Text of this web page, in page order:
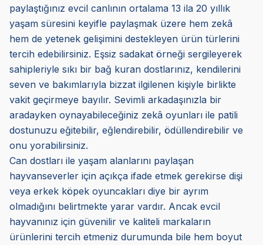
paylaştığınız evcil canlının ortalama 13 ila 20 yıllık
yaşam süresini keyifle paylaşmak üzere hem zekâ
hem de yetenek gelişimini destekleyen ürün türlerini
tercih edebilirsiniz. Eşsiz sadakat örneği sergileyerek
sahipleriyle sıkı bir bağ kuran dostlarınız, kendilerini
seven ve bakımlarıyla bizzat ilgilenen kişiyle birlikte
vakit geçirmeye bayılır. Sevimli arkadaşınızla bir
aradayken oynayabileceğiniz zekâ oyunları ile patili
dostunuzu eğitebilir, eğlendirebilir, ödüllendirebilir ve
onu yorabilirsiniz.
Can dostları ile yaşam alanlarını paylaşan
hayvanseverler için açıkça ifade etmek gerekirse dişi
veya erkek köpek oyuncakları diye bir ayrım
olmadığını belirtmekte yarar vardır. Ancak evcil
hayvanınız için güvenilir ve kaliteli markaların
ürünlerini tercih etmeniz durumunda bile hem boyut